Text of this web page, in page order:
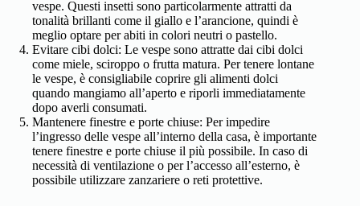
vespe. Questi insetti sono particolarmente attratti da
tonalità brillanti come il giallo e l’arancione, quindi è
meglio optare per abiti in colori neutri o pastello.
Evitare cibi dolci: Le vespe sono attratte dai cibi dolci
come miele, sciroppo o frutta matura. Per tenere lontane
le vespe, è consigliabile coprire gli alimenti dolci
quando mangiamo all’aperto e riporli immediatamente
dopo averli consumati.
Mantenere finestre e porte chiuse: Per impedire
l’ingresso delle vespe all’interno della casa, è importante
tenere finestre e porte chiuse il più possibile. In caso di
necessità di ventilazione o per l’accesso all’esterno, è
possibile utilizzare zanzariere o reti protettive.